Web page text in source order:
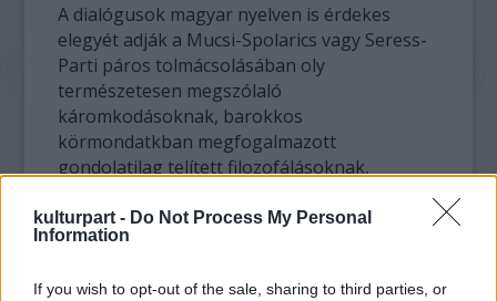
kulturpart - Do Not Process My Personal
Information
If you wish to opt-out of the sale, sharing to third parties, or
A dialógusok magyar nyelven is érdekes
elegyét adják a Mucsi-Spolarics vagy Seress-
Parti páros tolmácsolásában oly
természetesen megszólaló
káromkodásoknak, barokkos
körmondatkban megfogalmazott
gondolatilag telített filozofálásoknak,
jeleneteket szertartásosan és a letűnt
"napkirályi" korok színházi hagyományát